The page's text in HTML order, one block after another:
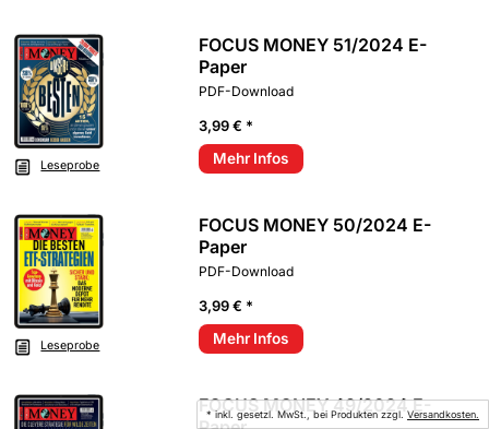
Leseprobe
FOCUS MONEY 51/2024 E-
Paper
PDF-Download
3,99 € *
Mehr Infos
Leseprobe
FOCUS MONEY 50/2024 E-
Paper
PDF-Download
3,99 € *
Mehr Infos
FOCUS MONEY 49/2024 E-
* inkl. gesetzl. MwSt., bei Produkten zzgl.Versandkosten.